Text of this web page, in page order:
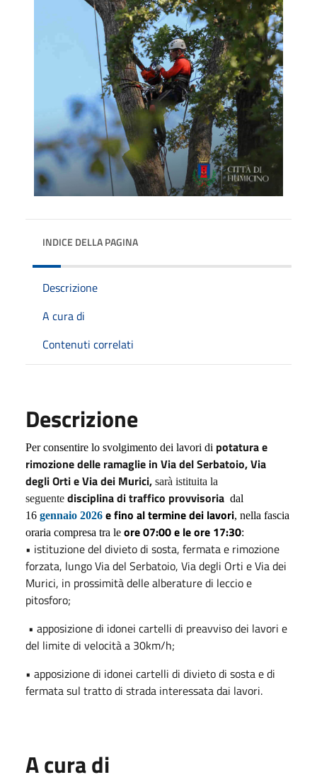
INDICE DELLA PAGINA
Descrizione
A cura di
Contenuti correlati
Descrizione
Per consentire lo svolgimento dei lavori di potatura e
rimozione delle ramaglie in Via del Serbatoio, Via
degli Orti e Via dei Murici, sarà istituita la
seguente disciplina di traffico provvisoria dal
16 gennaio 2026 e fino al termine dei lavori, nella fascia
oraria compresa tra le ore 07:00 e le ore 17:30:
• istituzione del divieto di sosta, fermata e rimozione
forzata, lungo Via del Serbatoio, Via degli Orti e Via dei
Murici, in prossimità delle alberature di leccio e
pitosforo;
• apposizione di idonei cartelli di preavviso dei lavori e
del limite di velocità a 30km/h;
• apposizione di idonei cartelli di divieto di sosta e di
fermata sul tratto di strada interessata dai lavori.
A cura di